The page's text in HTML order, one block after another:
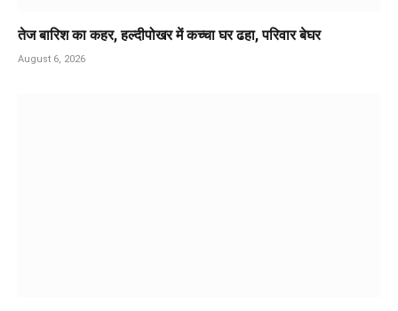
तेज बारिश का कहर, हल्दीपोखर में कच्चा घर ढहा, परिवार बेघर
August 6, 2026